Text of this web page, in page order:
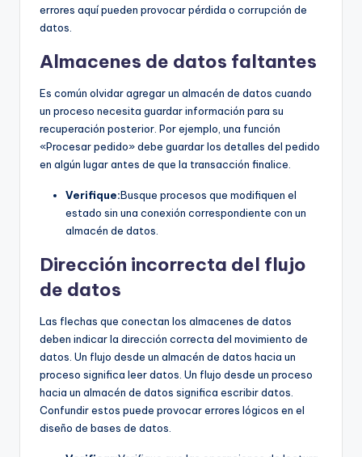
errores aquí pueden provocar pérdida o corrupción de
datos.
Almacenes de datos faltantes
Es común olvidar agregar un almacén de datos cuando
un proceso necesita guardar información para su
recuperación posterior. Por ejemplo, una función
«Procesar pedido» debe guardar los detalles del pedido
en algún lugar antes de que la transacción finalice.
Verifique:Busque procesos que modifiquen el
estado sin una conexión correspondiente con un
almacén de datos.
Dirección incorrecta del flujo
de datos
Las flechas que conectan los almacenes de datos
deben indicar la dirección correcta del movimiento de
datos. Un flujo desde un almacén de datos hacia un
proceso significa leer datos. Un flujo desde un proceso
hacia un almacén de datos significa escribir datos.
Confundir estos puede provocar errores lógicos en el
diseño de bases de datos.